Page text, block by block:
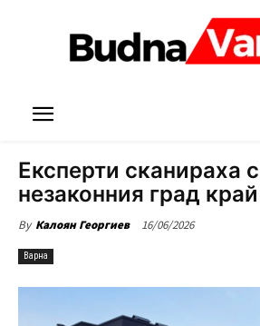
Експерти сканираха
незаконния град
By Калоян Георгиев 16/06/2026
Варна